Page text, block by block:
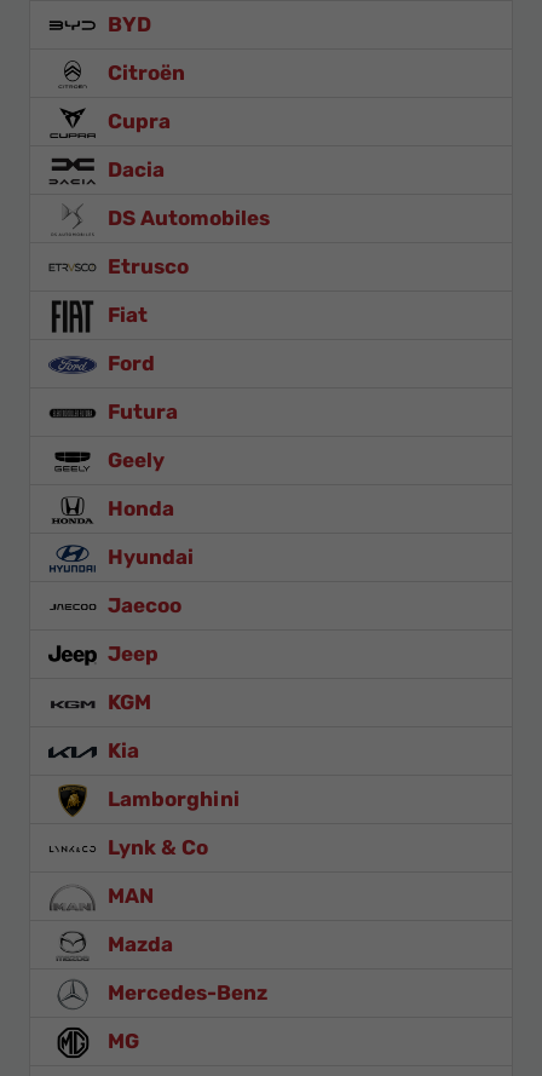
BYD
Citroën
Cupra
Dacia
DS Automobiles
Etrusco
Fiat
Ford
Futura
Geely
Honda
Hyundai
Jaecoo
Jeep
KGM
Kia
Lamborghini
Lynk & Co
MAN
Mazda
Mercedes-Benz
MG